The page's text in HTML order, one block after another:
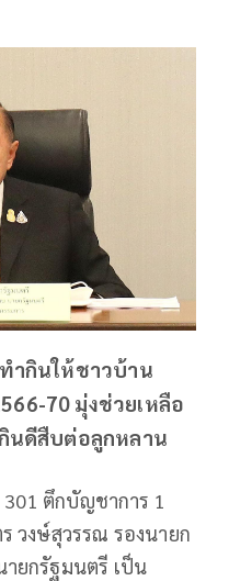
ำกินให้ชาวบ้าน
70 มุ่งช่วยเหลือ
นดีสืบต่อลูกหลาน
ตึกบัญชาการ 1
วงษ์สุวรรณ รองนายก
ยกรัฐมนตรี เป็น